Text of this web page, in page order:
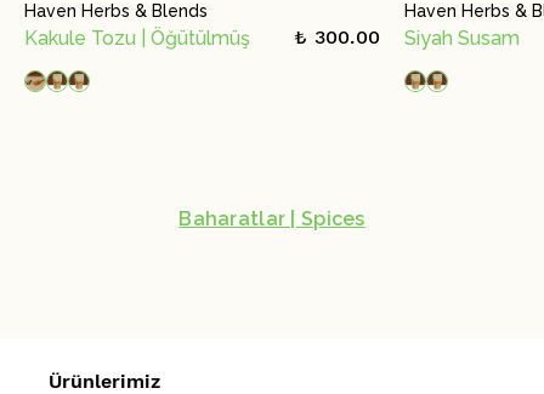
Haven Herbs & Blends
Kakule Tozu | Öğütülmüş ₺ 300.00
Haven Herbs &
Siyah Susam
Baharatlar | Spices
Ürünlerimiz